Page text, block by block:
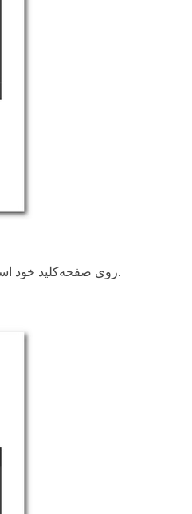
را از منوی کشویی انتخاب کنید. به‌صورت جایگزین می‌توانید از کلید میانبر Alt+L روی صفحه‌کلید خود استفاده کنید.